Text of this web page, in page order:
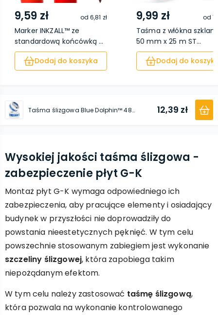
9,59 zł od6,81 zł
Marker INKZALL™ ze
standardową końcówką ...
Dodaj do koszyka
9,99 zł od
Taśma z włókna
50 mm x 25 m ST...
Dodaj do
Taśma ślizgowa Blue Dolphin™ 48 mm x 50 m 12,39 zł
Wysokiej jakości taśma ślizgowa -
zabezpieczenie płyt G-K
Montaż płyt G-K wymaga odpowiedniego ich
zabezpieczenia, aby pracujące elementy i osiadający
budynek w przyszłości nie doprowadziły do
powstania nieestetycznych pęknięć. W tym celu
powszechnie stosowanym zabiegiem jest wykonanie
szczeliny ślizgowej, która zapobiega takim
niepożądanym efektom.
W tym celu należy zastosować taśmę ślizgową,
która pozwala na wykonanie kontrolowanego